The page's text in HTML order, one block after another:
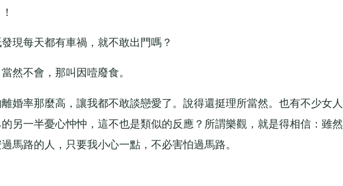
每天都有車禍，就不敢出門嗎？
不會，那叫因噎廢食。
率那麼高，讓我都不敢談戀愛了。說得還挺理所當然。也有不少女人
另一半憂心忡忡，這不也是類似的反應？所謂樂觀，就是得相信：雖然
馬路的人，只要我小心一點，不必害怕過馬路。